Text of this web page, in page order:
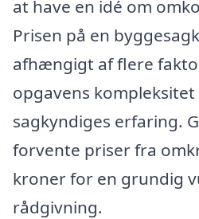
at have en idé om
Prisen på en
afhængigt af flere
opgavens
sagkyndiges erfaring.
forvente priser fra
kroner for en grundig
rådgivning.